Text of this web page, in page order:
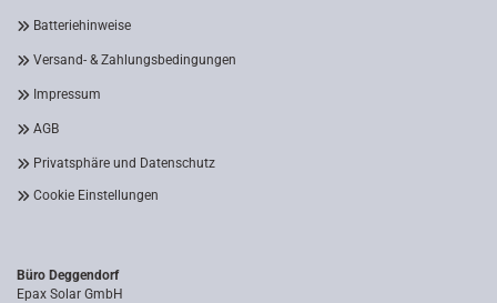
Batteriehinweise
Versand- & Zahlungsbedingungen
Impressum
AGB
Privatsphäre und Datenschutz
Cookie Einstellungen
Büro Deggendorf
Epax Solar GmbH